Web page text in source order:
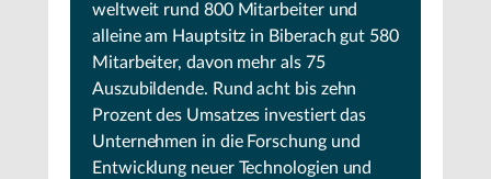
weltweit rund 800 Mitarbeiter und
alleine am Hauptsitz in Biberach gut 580
Mitarbeiter, davon mehr als 75
Auszubildende. Rund acht bis zehn
Prozent des Umsatzes investiert das
Unternehmen in die Forschung und
Entwicklung neuer Technologien und